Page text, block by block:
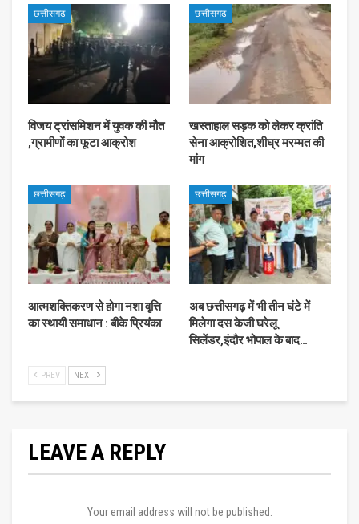
छत्तीसगढ़
विजय ट्रांसमिशन में युवक की मौत
,ग्रामीणों का फूटा आक्रोश
छत्तीसगढ़
खस्ताहाल सड़क को लेकर क्रांति
सेना आक्रोशित,शीघ्र मरम्मत की
मांग
छत्तीसगढ़
आत्मशक्तिकरण से होगा नशा वृत्ति
का स्थायी समाधान : बीके प्रियंका
छत्तीसगढ़
अब छत्तीसगढ़ में भी तीन घंटे में
मिलेगा दस केजी घरेलू
सिलेंडर,इंदौर भोपाल के बाद…
PREV NEXT
LEAVE A REPLY
Your email address will not be published.